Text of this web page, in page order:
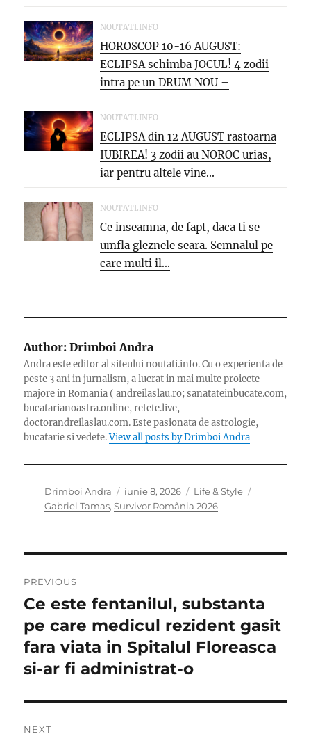
NOUTATI.INFO
HOROSCOP 10-16 AUGUST:
ECLIPSA schimba JOCUL! 4 zodii
intra pe un DRUM NOU –
oportunitati...
NOUTATI.INFO
ECLIPSA din 12 AUGUST rastoarna
IUBIREA! 3 zodii au NOROC urias,
iar pentru altele vine...
NOUTATI.INFO
Ce inseamna, de fapt, daca ti se
umfla gleznele seara. Semnalul pe
care multi il...
Author: Drimboi Andra
Andra este editor al siteului noutati.info. Cu o experienta de
peste 3 ani in jurnalism, a lucrat in mai multe proiecte
majore in Romania ( andreilaslau.ro; sanatateinbucate.com,
bucatarianoastra.online, retete.live,
doctorandreilaslau.com. Este pasionata de astrologie,
bucatarie si vedete.View all posts by Drimboi Andra
Author
Drimboi Andra
Posted
on
iunie 8, 2026 Categories
Life & Style
Gabriel Tamas, Survivor România 2026
în
articole
PREVIOUS
Previous
post:
Ce este fentanilul, substanta
pe care medicul rezident gasit
fara viata in Spitalul Floreasca
si-ar fi administrat-o
NEXT